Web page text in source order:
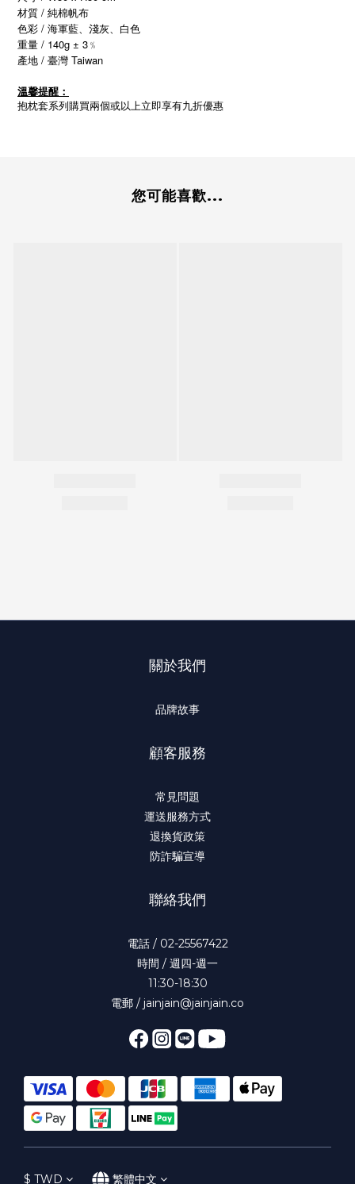
材質 / 純棉帆布
色彩 / 海軍藍、淺灰、白色
重量 / 140g ± 3﹪
產地 / 臺灣 Taiwan
溫馨提醒：
抱枕套系列購買兩個或以上立即享有九折優惠
您可能喜歡...
關於我們
品牌故事
顧客服務
常見問題
運送服務方式
退換貨政策
防詐騙宣導
聯絡我們
電話 / 02-25567422
時間 / 週四-週一
11:30-18:30
電郵 / jainjain@jainjain.co
$ TWD 繁體中文